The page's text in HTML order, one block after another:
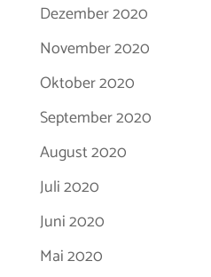
Dezember 2020
November 2020
Oktober 2020
September 2020
August 2020
Juli 2020
Juni 2020
Mai 2020